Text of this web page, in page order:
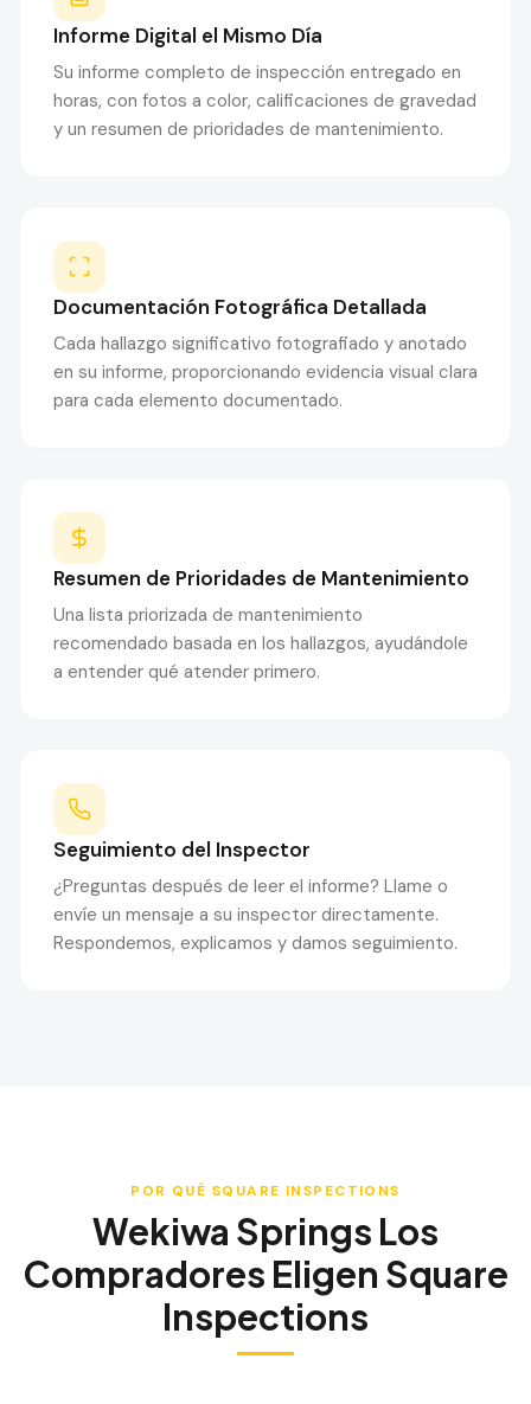
Informe Digital el Mismo Día
Su informe completo de inspección entregado en
horas, con fotos a color, calificaciones de gravedad
y un resumen de prioridades de mantenimiento.
Documentación Fotográfica Detallada
Cada hallazgo significativo fotografiado y anotado
en su informe, proporcionando evidencia visual clara
para cada elemento documentado.
Resumen de Prioridades de Mantenimiento
Una lista priorizada de mantenimiento
recomendado basada en los hallazgos, ayudándole
a entender qué atender primero.
Seguimiento del Inspector
¿Preguntas después de leer el informe? Llame o
envíe un mensaje a su inspector directamente.
Respondemos, explicamos y damos seguimiento.
POR QUÉ SQUARE INSPECTIONS
Wekiwa Springs Los
Compradores Eligen Square
Inspections